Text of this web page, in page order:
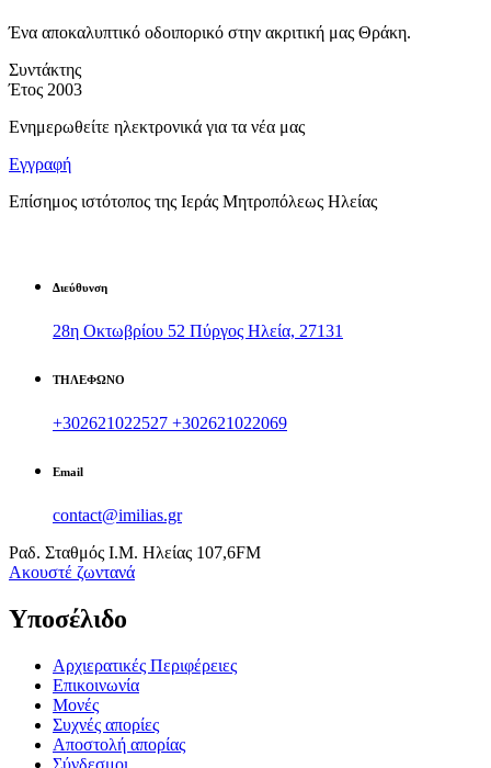
Ένα αποκαλυπτικό οδοιπορικό στην ακριτική μας Θράκη.
Συντάκτης
Έτος 2003
Ενημερωθείτε ηλεκτρονικά για τα νέα μας
Εγγραφή
Επίσημος ιστότοπος της Ιεράς Μητροπόλεως Ηλείας
Διεύθυνση
28η Οκτωβρίου 52 Πύργος Ηλεία, 27131
ΤΗΛΕΦΩΝΟ
+302621022527 +302621022069
Email
contact@imilias.gr
Ραδ. Σταθμός Ι.Μ. Ηλείας 107,6FM
Aκουστέ ζωντανά
Υποσέλιδο
Αρχιερατικές Περιφέρειες
Επικοινωνία
Μονές
Συχνές απορίες
Αποστολή απορίας
Σύνδεσμοι